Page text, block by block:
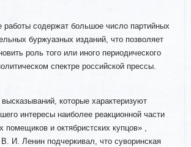
работы содержат большое число партийных
буржуазных изданий, что позволяет
роль того или иного периодического
спектре российской прессы.
которые характеризуют
интересы наиболее реакционной части
и октябристских купцов» ,
И. Ленин подчеркивал, что суворинская